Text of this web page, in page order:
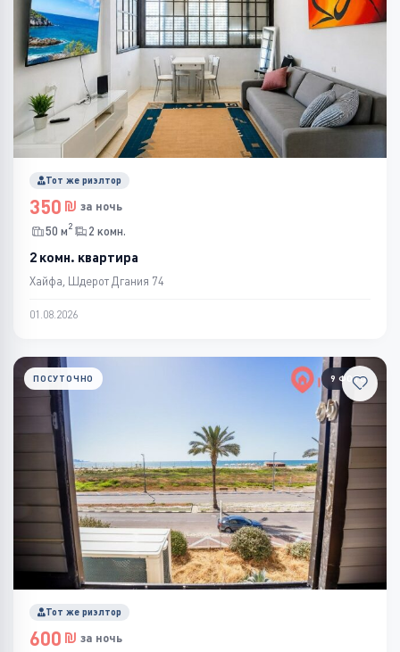
Тот же риэлтор
350
за ночь
50 м2 2 комн.
2 комн. квартира
Хайфа, Шдерот Дгания 74
01.08.2026
9 ФОТО
ПОСУТОЧНО
Тот же риэлтор
600
за ночь